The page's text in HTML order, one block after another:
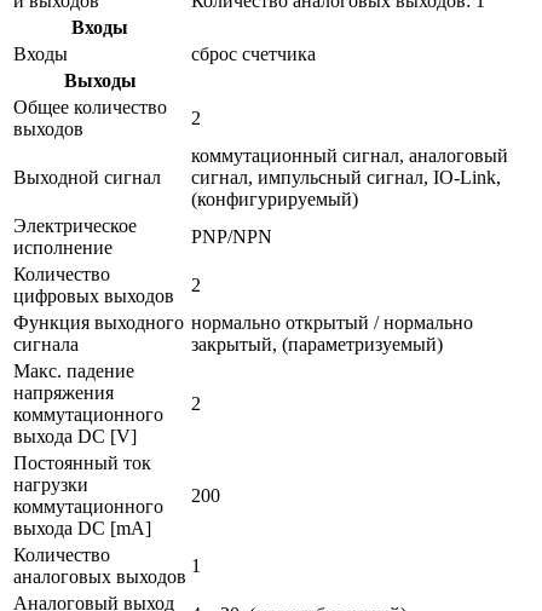
Входы
Входы
сброс счетчика
Выходы
Общее количество
выходов
2
Выходной сигнал
коммутационный сигнал, аналоговый
сигнал, импульсный сигнал, IO-Link,
(конфигурируемый)
Электрическое
исполнение
PNP/NPN
Количество
цифровых выходов
2
Функция выходного
сигнала
нормально открытый / нормально
закрытый, (параметризуемый)
Макс. падение
напряжения
коммутационного
выхода DC [V]
2
Постоянный ток
нагрузки
коммутационного
выхода DC [mA]
200
Количество
аналоговых выходов
1
Аналоговый выход